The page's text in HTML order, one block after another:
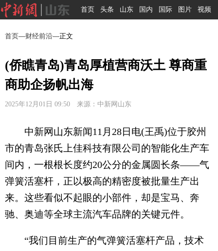
首页 头条 山东 国内 国际 图片 视频
首页—财经前沿—正文
(侨瞧青岛)青岛厚植营商沃土 尊商重
商助企扬帆出海
2025年12月01日 09:50 来源：中新网山东
中新网山东新闻11月28日电(王禹)位于胶州
市的青岛张氏上佳科技有限公司的智能化生产车
间内，一根根长度约20公分的金属圆长条——气
弹簧活塞杆，正以极高的精密度被批量生产出
来。这些看似不起眼的小部件，却是宝马、奔
驰、奥迪等全球主流汽车品牌的关键元件。
“我们目前生产的气弹簧活塞杆产品，技术